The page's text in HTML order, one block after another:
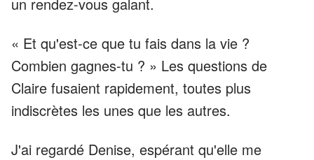
« Et qu'est-ce que tu fais dans la vie ?
Combien gagnes-tu ? » Les questions de
Claire fusaient rapidement, toutes plus
indiscrètes les unes que les autres.
J'ai regardé Denise, espérant qu'elle me